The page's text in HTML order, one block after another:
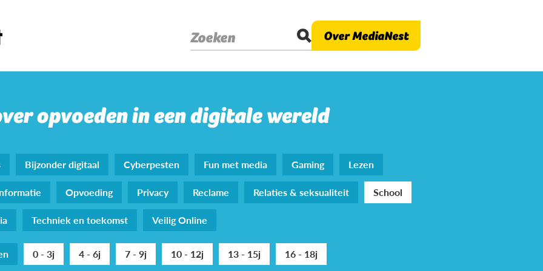
Zoeken Over MediaNest
opvoeden in een digitale wereld
Bijzonder digitaal Cyberpesten Fun met media Gaming
Lezen
Opvoeding Privacy Reclame Relaties & seksualiteit
School
Techniek en toekomst Veilig Online
0 - 3j 4 - 6j 7 - 9j 10 - 12j 13 - 15j 16 - 18j